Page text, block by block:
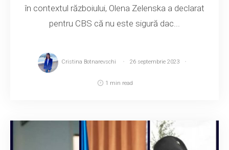
în contextul războiului, Olena Zelenska a declarat
pentru CBS că nu este sigură dac...
Cristina Botnarevschi 26 septembrie 2023
1 min read